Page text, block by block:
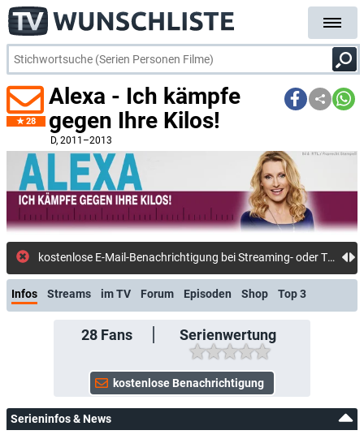
28
Alexa - Ich kämpfe
gegen Ihre Kilos!
D, 2011–2013
kostenlose E-Mail-Benachrichtigung bei Streaming- oder TV-Start
Infos Streams im TV Forum Episoden Shop Top 3
28Fans Serienwertung
Serieninfos & News